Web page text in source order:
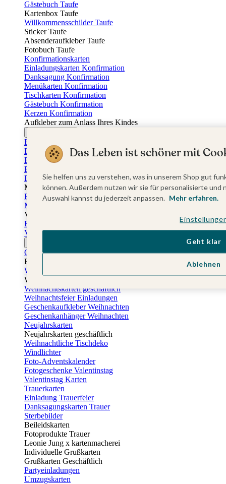
Gästebuch Taufe
Kartenbox Taufe
Willkommensschilder Taufe
Sticker Taufe
Absenderaufkleber Taufe
Fotobuch Taufe
Konfirmationskarten
Einladungskarten Konfirmation
Danksagung Konfirmation
Menükarten Konfirmation
Tischkarten Konfirmation
Gästebuch Konfirmation
Kerzen Konfirmation
Aufkleber zum Anlass Ihres Kindes
Einladungskarten Firmung
Dankeskarten Firmung
Einschulungskarten
Einladungskarten Einschulung
Danksagung Einschulung
Muttertag
Fotogeschenke Muttertag
Muttertagskarten
Vatertag
Fotogeschenke Vatertag
Vatertagskarten
Osterkarten
Fotogeschenke zu Ostern
Weihnachtskarten
Weihnachtskarten selbst gestalten
Weihnachtskarten geschäftlich
Weihnachtsfeier Einladungen
Geschenkaufkleber Weihnachten
Geschenkanhänger Weihnachten
Neujahrskarten
Neujahrskarten geschäftlich
Weihnachtliche Tischdeko
Windlichter
Foto-Adventskalender
Fotogeschenke Valentinstag
Valentinstag Karten
Trauerkarten
Einladung Trauerfeier
Danksagungskarten Trauer
Sterbebilder
Beileidskarten
Fotoprodukte Trauer
Leonie Jung x kartenmacherei
Individuelle Grußkarten
Grußkarten Geschäftlich
Partyeinladungen
Umzugskarten
Das Leben ist schöner mit
Sie helfen uns zu verstehen, was in unserem Shop gut
können. Außerdem nutzen wir sie für personalisierte
Auswahl kannst du jederzeit anpassen. Mehr erfahren.
Ablehnen
Geht klar